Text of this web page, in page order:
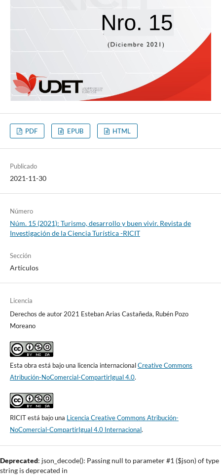
PDF EPUB HTML
Publicado
2021-11-30
Número
Núm. 15 (2021): Turismo, desarrollo y buen vivir. Revista de
Investigación de la Ciencia Turística -RICIT
Sección
Artículos
Licencia
Derechos de autor 2021 Esteban Arias Castañeda, Rubén Pozo
Moreano
Esta obra está bajo una licencia internacionalCreative Commons
Atribución-NoComercial-CompartirIgual 4.0.
RICIT está bajo una Licencia Creative Commons Atribución-
NoComercial-CompartirIgual 4.0 Internacional.
Deprecated: json_decode(): Passing null to parameter #1 ($json) of type
string is deprecated in